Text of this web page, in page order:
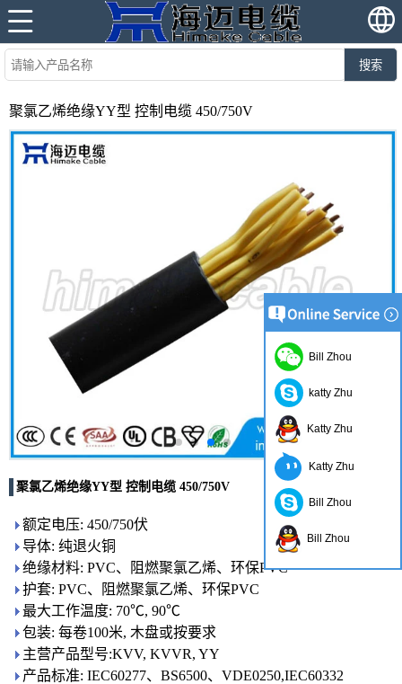
搜索
聚氯乙烯绝缘YY型 控制电缆 450/750V
聚氯乙烯绝缘YY型 控制电缆 450/750V
额定电压: 450/750伏
导体: 纯退火铜
绝缘材料: PVC、阻燃聚氯乙烯、环保PVC
护套: PVC、阻燃聚氯乙烯、环保PVC
最大工作温度: 70℃, 90℃
包装: 每卷100米, 木盘或按要求
主营产品型号:KVV, KVVR, YY
产品标准: IEC60277、BS6500、VDE0250,IEC60332
Bill Zhou
katty Zhu
Katty Zhu
Katty Zhu
Bill Zhou
Bill Zhou